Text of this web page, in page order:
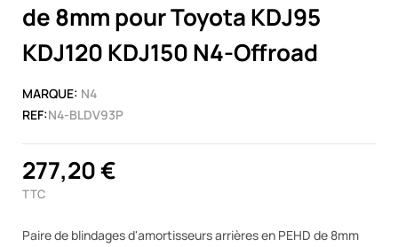
de 8mm pour Toyota KDJ95
KDJ120 KDJ150 N4-Offroad
MARQUE: N4
REF:N4-BLDV93P
277,20 €
TTC
Paire de blindages d'amortisseurs arrières en PEHD de 8mm